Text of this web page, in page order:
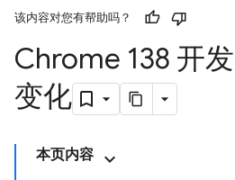
该内容对您有帮助吗？
Chrome 138 开
变化
本页内容